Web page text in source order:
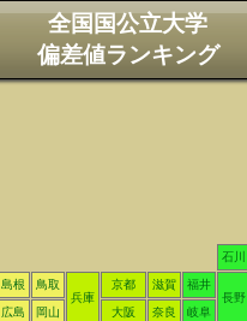
全国国公立大学
偏差値ランキング
石川
島根
鳥取
兵庫
京都 滋賀
福井
長野
広島 岡山 大阪 奈良 岐阜